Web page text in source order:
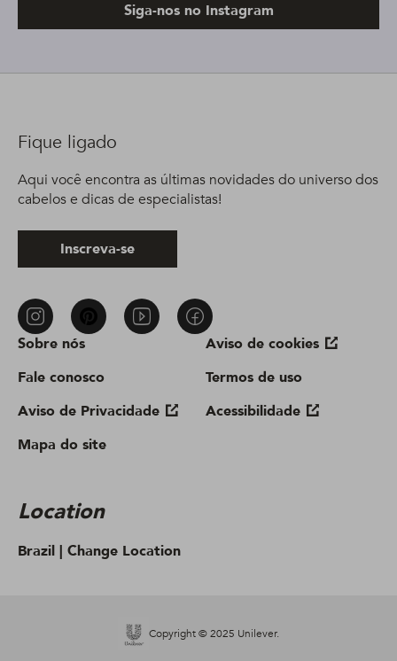
Siga-nos no Instagram
Sobre nós
Fale conosco
Aviso de Privacidade
Mapa do site
Aviso de cookies
Termos de uso
Acessibilidade
Location
Brazil | Change Location
Fique ligado
Aqui você encontra as últimas novidades do universo dos
cabelos e dicas de especialistas!
Inscreva-se
Copyright © 2025 Unilever.